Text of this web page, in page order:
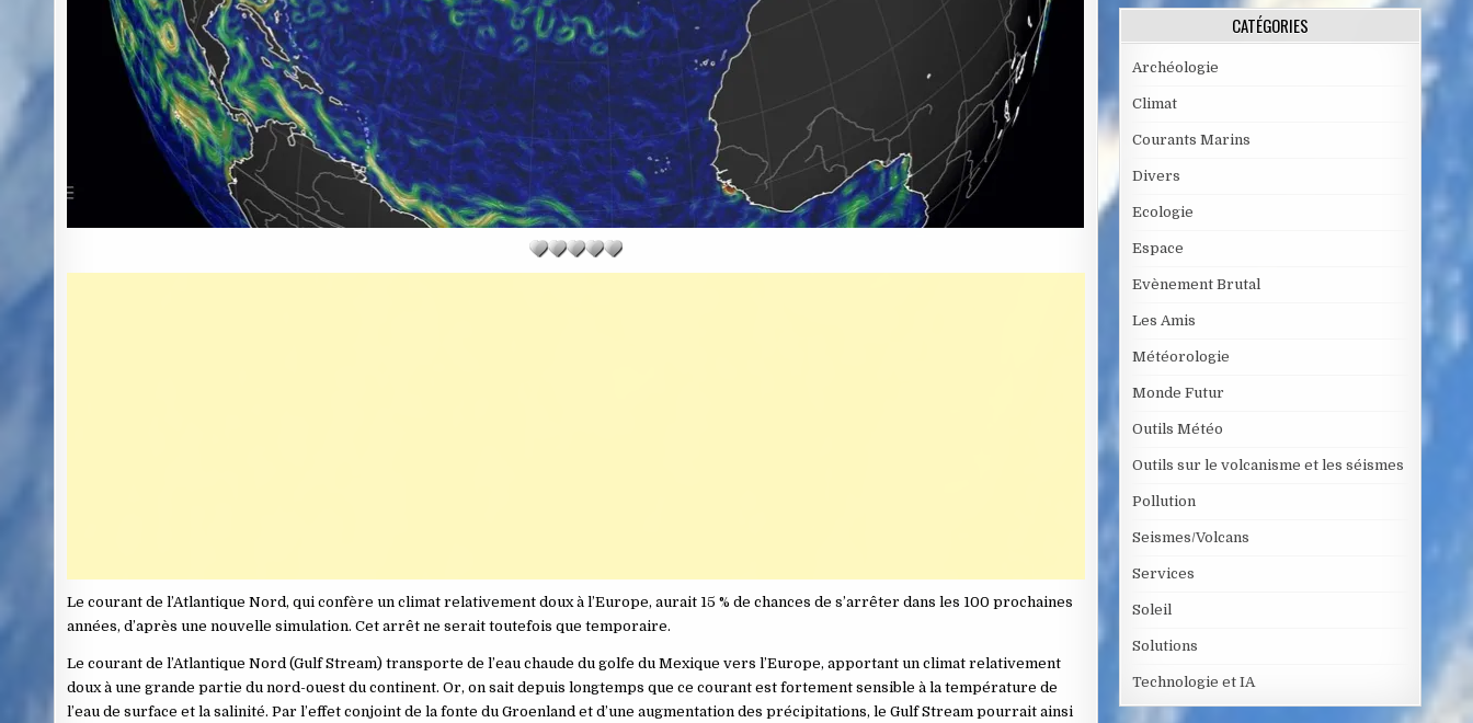
Le courant de l’Atlantique Nord, qui confère un climat relativement doux à l’Europe, aurait 15 % de chances de s’arrêter dans les 100 prochaines
années, d’après une nouvelle simulation. Cet arrêt ne serait toutefois que temporaire.
Le courant de l’Atlantique Nord (Gulf Stream) transporte de l’eau chaude du golfe du Mexique vers l’Europe, apportant un climat relativement
doux à une grande partie du nord-ouest du continent. Or, on sait depuis longtemps que ce courant est fortement sensible à la température de
l’eau de surface et la salinité. Par l’effet conjoint de la fonte du Groenland et d’une augmentation des précipitations, le Gulf Stream pourrait ainsi
CATÉGORIES
Archéologie
Climat
Courants Marins
Divers
Ecologie
Espace
Evènement Brutal
Les Amis
Météorologie
Monde Futur
Outils Météo
Outils sur le volcanisme et les séismes
Pollution
Seismes/Volcans
Services
Soleil
Solutions
Technologie et IA